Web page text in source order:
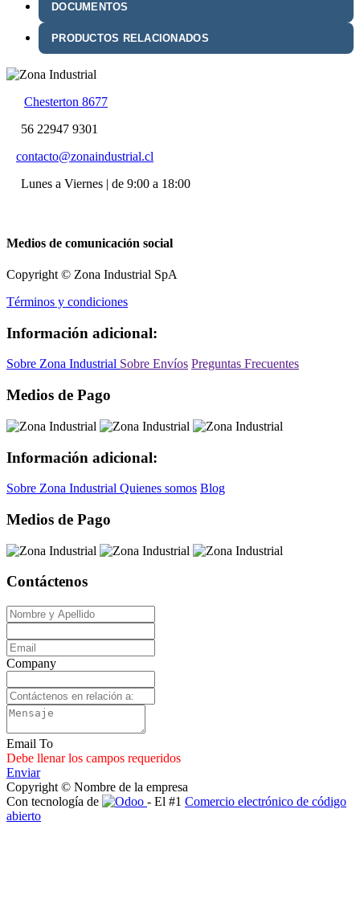
DOCUMENTOS
PRODUCTOS RELACIONADOS
Chesterton 8677
56 22947 9301
contacto@zonaindustrial.cl
Lunes a Viernes | de 9:00 a 18:00
Medios de comunicación social
Copyright © Zona Industrial SpA
Términos y condiciones
Información adicional:
Sobre Zona Industrial Sobre Envíos Preguntas Frecuentes
Medios de Pago
Información adicional:
Sobre Zona Industrial Quienes somos Blog
Medios de Pago
Contáctenos
Company
Email To
Debe llenar los campos requeridos
Enviar
Copyright © Nombre de la empresa
Con tecnología de
- El #1 Comercio electrónico de código
abierto